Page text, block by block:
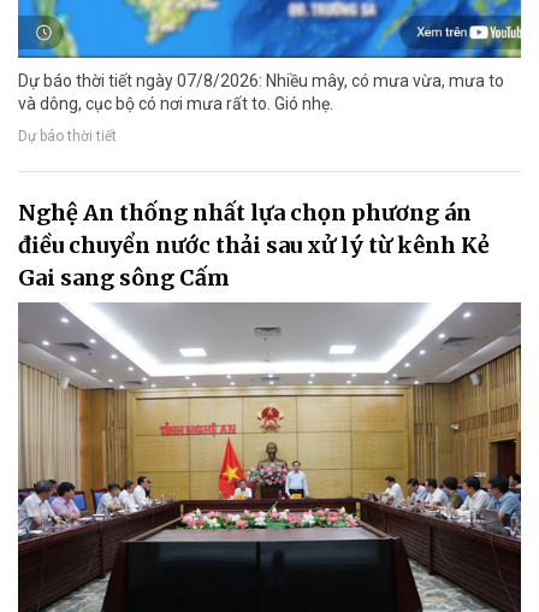
Dự báo thời tiết ngày 07/8/2026: Nhiều mây, có mưa vừa, mưa to
và dông, cục bộ có nơi mưa rất to. Gió nhẹ.
Dự báo thời tiết
Nghệ An thống nhất lựa chọn phương án
điều chuyển nước thải sau xử lý từ kênh Kẻ
Gai sang sông Cấm